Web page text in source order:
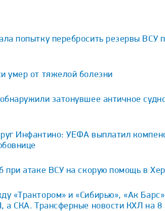
попытку перебросить резервы ВСУ
умер от тяжелой болезни
затонувшее античное
Инфантино: УЕФА выплатил
при атаке ВСУ на скорую помощь в
«Трактором» и «Сибирью», «Ак
а СКА. Трансферные новости КХЛ на 8